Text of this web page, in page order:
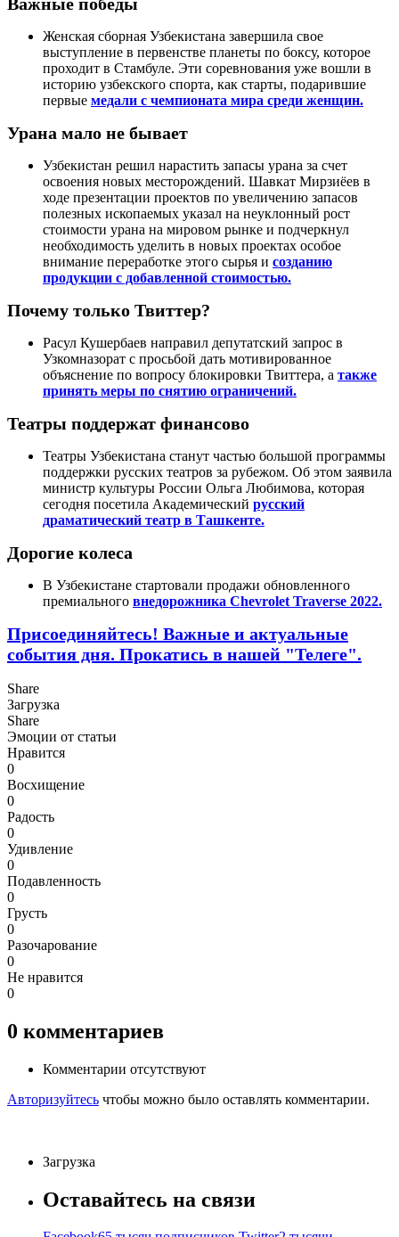
Женская сборная Узбекистана завершила свое
выступление в первенстве планеты по боксу, которое
проходит в Стамбуле. Эти соревнования уже вошли в
историю узбекского спорта, как старты, подарившие
первые медали с чемпионата мира среди женщин.
Урана мало не бывает
Узбекистан решил нарастить запасы урана за счет
освоения новых месторождений. Шавкат Мирзиёев в
ходе презентации проектов по увеличению запасов
полезных ископаемых указал на неуклонный рост
стоимости урана на мировом рынке и подчеркнул
необходимость уделить в новых проектах особое
внимание переработке этого сырья и созданию
продукции с добавленной стоимостью.
Почему только Твиттер?
Расул Кушербаев направил депутатский запрос в
Узкомназорат с просьбой дать мотивированное
объяснение по вопросу блокировки Твиттера, а также
принять меры по снятию ограничений.
Театры поддержат финансово
Театры Узбекистана станут частью большой программы
поддержки русских театров за рубежом. Об этом заявила
министр культуры России Ольга Любимова, которая
сегодня посетила Академический русский
драматический театр в Ташкенте.
Дорогие колеса
В Узбекистане стартовали продажи обновленного
премиального внедорожника Chevrolet Traverse 2022.
Присоединяйтесь! Важные и актуальные
события дня. Прокатись в нашей "Телеге".
Share
Загрузка
Share
Эмоции от статьи
Нравится
0
Восхищение
0
Радость
0
Удивление
0
Подавленность
0
Грусть
0
Разочарование
0
Не нравится
0
0 комментариев
Комментарии отсутствуют
Авторизуйтесь чтобы можно было оставлять комментарии.
Загрузка
Оставайтесь на связи